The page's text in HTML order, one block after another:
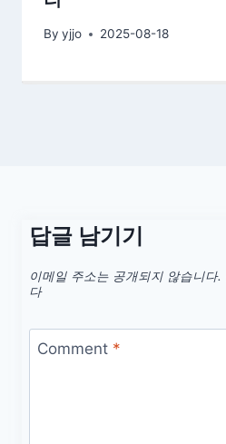
By yjjo 2025-08-18
답글 남기기
이메일 주소는 공개되지 않습니다.
다
Comment *